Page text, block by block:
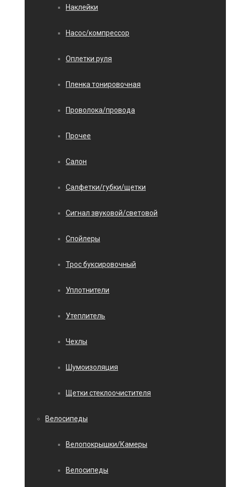
Наклейки
Насос/компрессор
Оплетки руля
Пленка тонировочная
Проволока/провода
Прочее
Салон
Салфетки/губки/щетки
Сигнал звуковой/световой
Спойлеры
Трос буксировочный
Уплотнители
Утеплитель
Чехлы
Шумоизоляция
Щетки стеклоочистителя
Велосипеды
Велопокрышки/Камеры
Велосипеды